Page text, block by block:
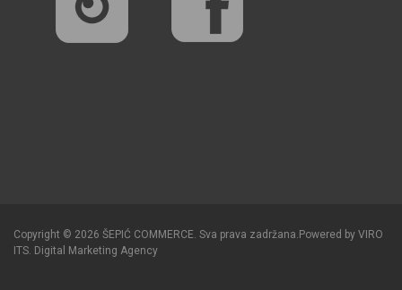
Copyright © 2026 ŠEPIĆ COMMERCE. Sva prava zadržana. Powered by VIRO
ITS. Digital Marketing Agency